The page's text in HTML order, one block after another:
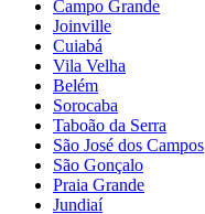
Campo Grande
Joinville
Cuiabá
Vila Velha
Belém
Sorocaba
Taboão da Serra
São José dos Campos
São Gonçalo
Praia Grande
Jundiaí